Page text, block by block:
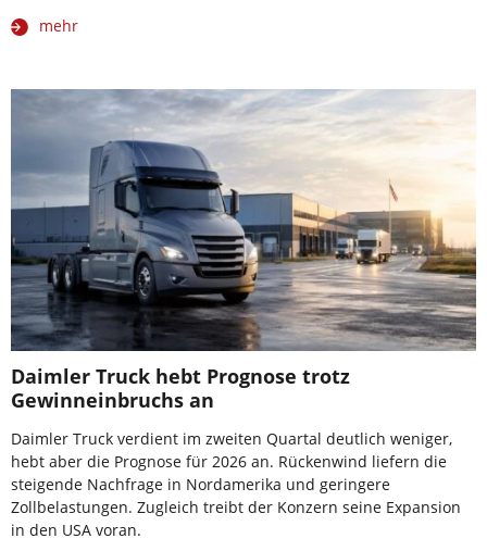
mehr
Daimler Truck hebt Prognose trotz
Gewinneinbruchs an
Daimler Truck verdient im zweiten Quartal deutlich weniger,
hebt aber die Prognose für 2026 an. Rückenwind liefern die
steigende Nachfrage in Nordamerika und geringere
Zollbelastungen. Zugleich treibt der Konzern seine Expansion
in den USA voran.